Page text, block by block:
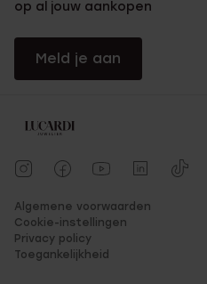
op al jouw aankopen
Meld je aan
Algemene voorwaarden
Cookie-instellingen
Privacy policy
Toegankelijkheid